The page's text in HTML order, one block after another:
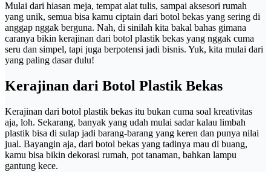
Mulai dari hiasan meja, tempat alat tulis, sampai aksesori rumah
yang unik, semua bisa kamu ciptain dari botol bekas yang sering di
anggap nggak berguna. Nah, di sinilah kita bakal bahas gimana
caranya bikin kerajinan dari botol plastik bekas yang nggak cuma
seru dan simpel, tapi juga berpotensi jadi bisnis. Yuk, kita mulai dari
yang paling dasar dulu!
Kerajinan dari Botol Plastik Bekas
Kerajinan dari botol plastik bekas itu bukan cuma soal kreativitas
aja, loh. Sekarang, banyak yang udah mulai sadar kalau limbah
plastik bisa di sulap jadi barang-barang yang keren dan punya nilai
jual. Bayangin aja, dari botol bekas yang tadinya mau di buang,
kamu bisa bikin dekorasi rumah, pot tanaman, bahkan lampu
gantung kece.